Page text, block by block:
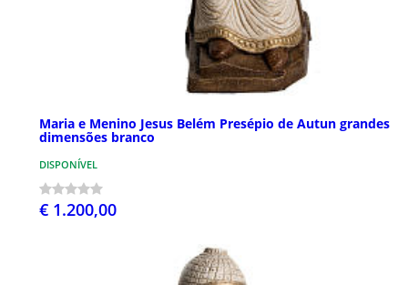
Maria e Menino Jesus Belém Presépio de Autun grandes
dimensões branco
DISPONÍVEL
€ 1.200,00